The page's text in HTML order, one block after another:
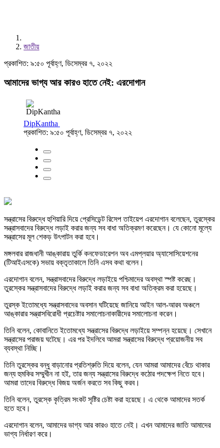
জাতীয়
প্রকাশিত: ৯:৫০ পূর্বাহ্ণ, ডিসেম্বর ৭, ২০২২
আমাদের ভাগ্য আর কারও হাতে নেই: এরদোগান
DipKantha
প্রকাশিত: ৯:৫০ পূর্বাহ্ণ, ডিসেম্বর ৭, ২০২২
সন্ত্রাসের বিরুদ্ধে হুশিয়ারি দিয়ে প্রেসিডেন্ট রিসেপ তাইয়েপ এরদোগান বলেছেন, তুরস্কের
সন্ত্রাসবাদের বিরুদ্ধে লড়াই করার জন্য সব বাধা অতিক্রমণ করেছেন। যে কোনো মূল্যে
সন্ত্রাসের মূল শেকড় উৎপাটন করা হবে।
মঙ্গলবার রাজধানী আঙ্কারায় তুর্কি কনফেডারেশন অব এমপ্লয়ার অ্যাসোসিয়েশনের
(টিআইএসকে) সভায় বক্তৃতাকালে তিনি এসব কথা বলেন।
এরদোগান বলেন, সন্ত্রাসবাদের বিরুদ্ধে লড়াইয়ে পশ্চিমাদের অবস্থা স্পষ্ট করেছ।
তুরস্কের সন্ত্রাসবাদের বিরুদ্ধে লড়াই করার জন্য সব বাধা অতিক্রম করা হয়েছে।
তুরস্ক ইতোমধ্যে সন্ত্রাসবাদের অবসান ঘটিয়েছে জানিয়ে আইন আল-আরব অঞ্চলে
আঙ্কারার সন্ত্রাসবিরোধী প্রচেষ্টার সমালোচনাকারীদের সমালোচনা করেন।
তিনি বলেন, কোবানিতে ইতোমধ্যে সন্ত্রাসের বিরুদ্ধে লড়াইয়ে সম্পন্ন হয়েছে। সেখানে
সন্ত্রাসের পরাজয় ঘটেছে। এর পর ইদলিবে আমরা সন্ত্রাসের বিরুদ্ধে প্রয়োজনীয় সব
ব্যবস্থা নিচ্ছি।
তিনি তুরস্কের বন্ধু বাড়ানোর প্রতিশ্রুতি দিয়ে বলেন, যেন আমরা আমাদের বেঁচে থাকার
জন্য হুমকির সম্মুখীন না হই, তার জন্য সন্ত্রাসের বিরুদ্ধে কঠোর পদক্ষেপ নিতে হবে।
আমরা তাদের বিরুদ্ধে বিজয় অর্জন করতে সব কিছু করব।
তিনি বলেন, তুরস্কে কৃত্রিম সংকট সৃষ্টির চেষ্টা করা হয়েছে। এ থেকে আমাদের সতর্ক
হতে হবে।
এরদোগান বলেন, আমাদের ভাগ্য আর কারও হাতে নেই। এখন আমাদের জাতি আমাদের
ভাগ্য নির্ধারণ করে।